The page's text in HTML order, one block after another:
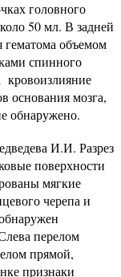
головного
50 мл. В задней
гематома объемом
спинного
кровоизлияние
основания мозга,
обнаружено.
И.И. Разрез
поверхности
мягкие
черепа и
перелом
прямой,
признаки